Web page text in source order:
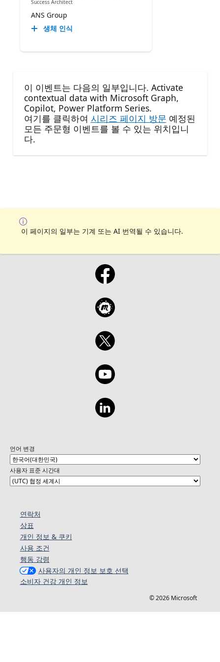
Success Architect
ANS Group
생체 인식
이 이벤트는 다음의 일부입니다. Activate
contextual data with Microsoft Graph,
Copilot, Power Platform Series.
여기를 클릭하여 시리즈 페이지 방문 예정된
모든 주문형 이벤트를 볼 수 있는 위치입니
다.
이 페이지의 일부는 기계 또는 AI 번역될 수 있습니다.
언어 변경
사용자 표준 시간대
연락처
상표
개인 정보 & 쿠키
사용 조건
행동 강령
사용자의 개인 정보 보호 선택
소비자 건강 개인 정보
© 2026 Microsoft